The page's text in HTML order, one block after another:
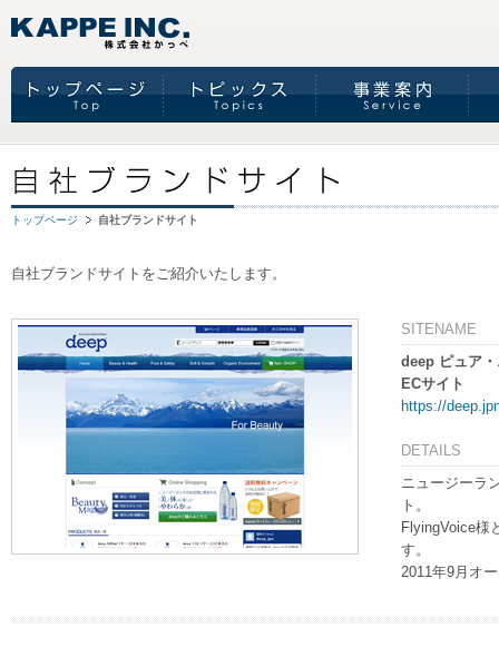
トップページ 自社ブランドサイト
自社ブランドサイトをご紹介いたします。
SITENAME
deep ピュア
ECサイト
https://
DETAILS
ニュージーラ
ト。
FlyingVoice様
す。
2011年9月オ